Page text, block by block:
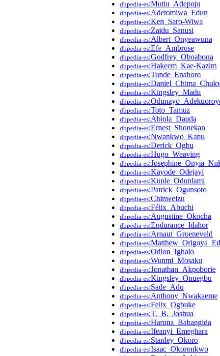
dbpedia-es:Mutiu_Adepoju
dbpedia-es:Adetomiwa_Edun
dbpedia-es:Ken_Saro-Wiwa
dbpedia-es:Zaidu_Sanusi
dbpedia-es:Albert_Onyeawuna
dbpedia-es:Efe_Ambrose
dbpedia-es:Godfrey_Oboabona
dbpedia-es:Hakeem_Kae-Kazim
dbpedia-es:Tunde_Enahoro
dbpedia-es
dbpedia-es:Kingsley_Madu
dbpedia-es
dbpedia-es:Toto_Tamuz
dbpedia-es:Abiola_Dauda
dbpedia-es:Ernest_Shonekan
dbpedia-es:Nwankwo_Kanu
dbpedia-es:Derick_Ogbu
dbpedia-es:Hugo_Weaving
dbpedia-es
dbpedia-es:Kayode_Odejayi
dbpedia-es:Kunle_Odunlami
dbpedia-es:Patrick_Ogunsoto
dbpedia-es:Chinweizu
dbpedia-es:Félix_Abuchi
dbpedia-es:Augustine_Okocha
dbpedia-es:Endurance_Idahor
dbpedia-es:Arnaut_Groeneveld
dbpedia-es
dbpedia-es:Odion_Ighalo
dbpedia-es:Wunmi_Mosaku
dbpedia-es:Jonathan_Akpoborie
dbpedia-es:Kingsley_Onuegbu
dbpedia-es:Sade_Adu
dbpedia-es:Anthony_Nwakaeme
dbpedia-es:Felix_Ogbuke
dbpedia-es:T._B._Joshua
dbpedia-es:Haruna_Babangida
dbpedia-es:Ifeanyi_Emeghara
dbpedia-es:Stanley_Okoro
dbpedia-es:Isaac_Okoronkwo